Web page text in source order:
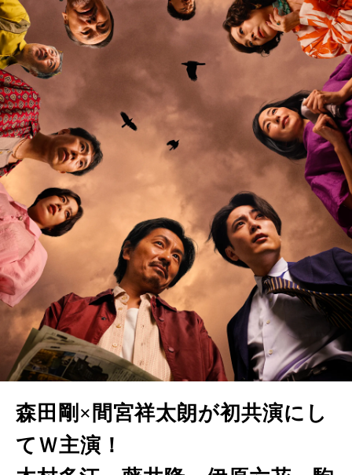
森田剛×間宮祥太朗が初共演にし
てＷ主演！